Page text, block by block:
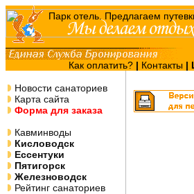
Как оплатить? | Контакты |
Новости санаториев
Карта сайта
Форма для заказа
Кавминводы
Кисловодск
Ессентуки
Пятигорск
Железноводск
Рейтинг санаториев